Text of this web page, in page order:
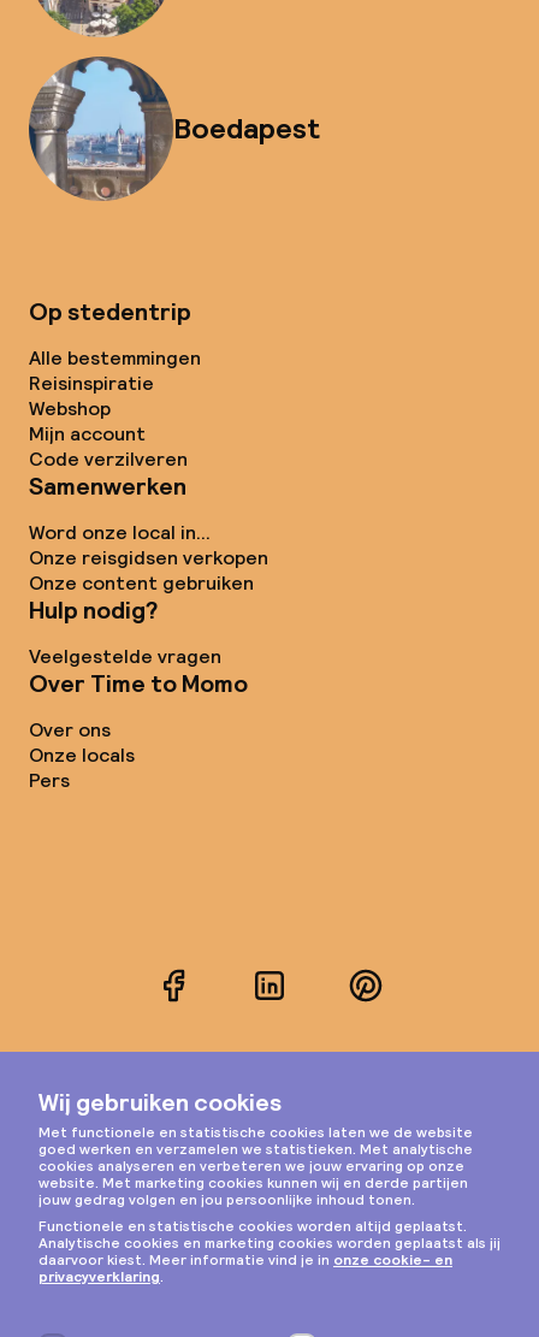
Boedapest
Op stedentrip
Alle bestemmingen
Reisinspiratie
Webshop
Mijn account
Code verzilveren
Samenwerken
Word onze local in...
Onze reisgidsen verkopen
Onze content gebruiken
Hulp nodig?
Veelgestelde vragen
Over Time to Momo
Over ons
Onze locals
Pers
FacebookLinkedInPinterest
Instagram
Privacy & cookies